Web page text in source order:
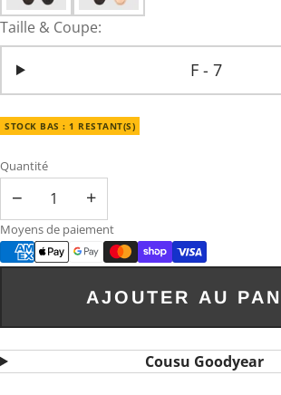
Taille & Coupe:
F - 7
STOCK BAS : 1 RESTANT(S)
Quantité
− +
Moyens de paiement
AJOUTER AU
Cousu Goodyear